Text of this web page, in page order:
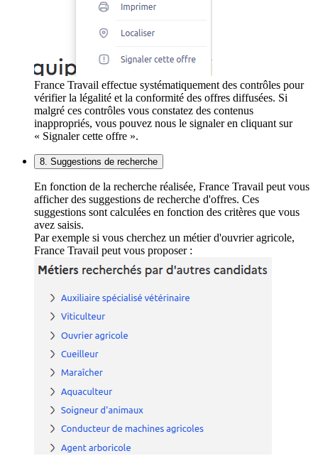
France Travail effectue systématiquement des contrôles pour
vérifier la légalité et la conformité des offres diffusées. Si
malgré ces contrôles vous constatez des contenus
inappropriés, vous pouvez nous le signaler en cliquant sur
« Signaler cette offre ».
8. Suggestions de recherche
En fonction de la recherche réalisée, France Travail peut vous
afficher des suggestions de recherche d'offres. Ces
suggestions sont calculées en fonction des critères que vous
avez saisis.
Par exemple si vous cherchez un métier d'ouvrier agricole,
France Travail peut vous proposer :